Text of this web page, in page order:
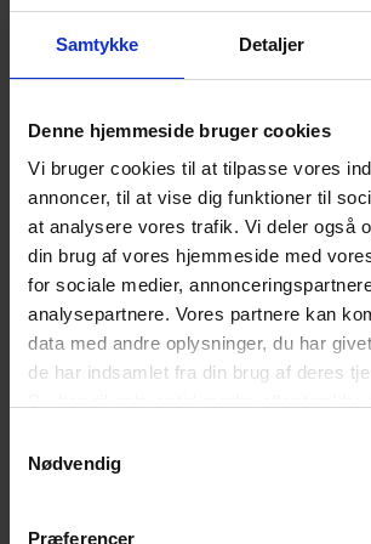
Samtykke Detaljer
Denne hjemmeside bruger cookies
Vi bruger cookies til at tilpasse vores
annoncer, til at vise dig funktioner til
at analysere vores trafik. Vi deler også
din brug af vores hjemmeside med
for sociale medier,
analysepartnere. Vores partnere kan
data med andre oplysninger, du har
de har indsamlet fra din brug af deres
hjørne på websitet.
Nødvendig
Præferencer
forskudsopgørelsen med
årsopgørelsen med
resultat
Det giver et klart billede af, om
penge tilbage eller bliver
Læreplads-AUB skal
lærepladser
Læreplads-AUB har til formål at